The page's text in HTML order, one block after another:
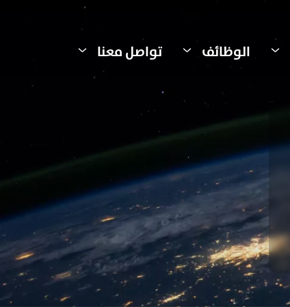
الوظائف تواصل معنا